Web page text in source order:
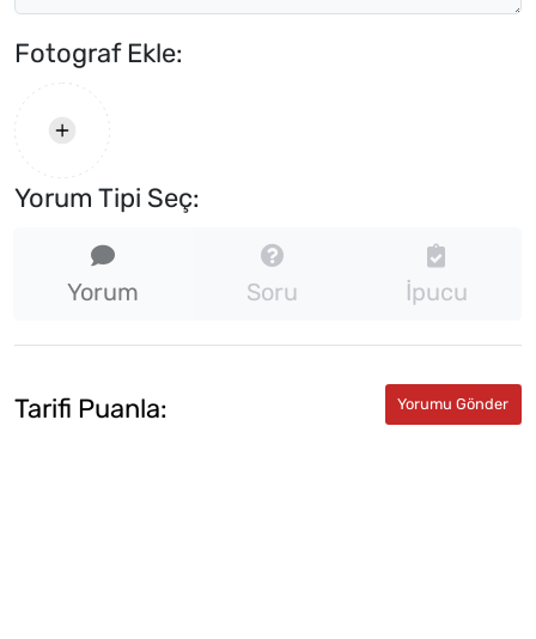
Fotograf Ekle:
Yorum Tipi Seç:
Yorum Soru İpucu
Tarifi Puanla: